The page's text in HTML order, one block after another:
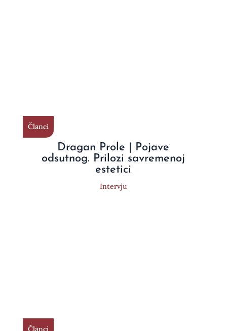
Članci
Dragan Prole | Pojave
odsutnog. Prilozi savremenoj
estetici
Intervju
Članci